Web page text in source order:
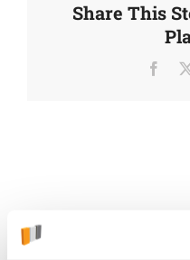
Share This